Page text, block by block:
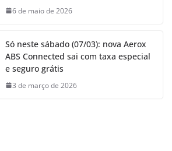
6 de maio de 2026
Só neste sábado (07/03): nova Aerox
ABS Connected sai com taxa especial
e seguro grátis
3 de março de 2026